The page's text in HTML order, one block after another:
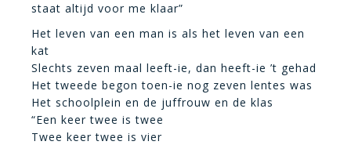
staat altijd voor me klaar”
Het leven van een man is als het leven van een
kat
Slechts zeven maal leeft-ie, dan heeft-ie ’t gehad
Het tweede begon toen-ie nog zeven lentes was
Het schoolplein en de juffrouw en de klas
“Een keer twee is twee
Twee keer twee is vier